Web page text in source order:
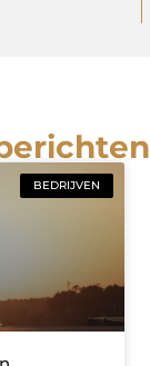
BEDRIJVEN